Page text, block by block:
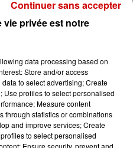
places pour le
Gourmand 2026
vos entrées
privée est notre
data processing based on
Store and/or access
to select advertising; Create
profiles to select personalised
Measure content
through statistics or combinations
and improve services; Create
to select personalised
Ensure security, prevent and
Continuer sans accepter